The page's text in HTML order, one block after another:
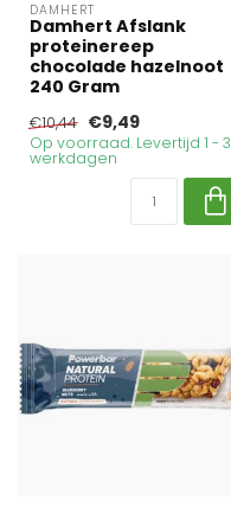
DAMHERT
Damhert Afslank
proteinereep
chocolade hazelnoot
240 Gram
€10,44 €9,49
Op voorraad. Levertijd 1 - 3
werkdagen